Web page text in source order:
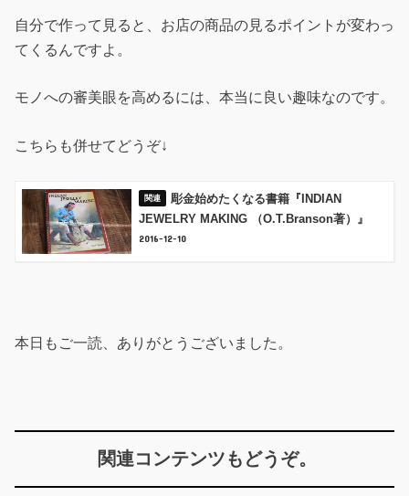
自分で作って見ると、お店の商品の見るポイントが変わっ
てくるんですよ。
モノへの審美眼を高めるには、本当に良い趣味なのです。
こちらも併せてどうぞ↓
彫金始めたくなる書籍『INDIAN
JEWELRY MAKING （O.T.Branson著）』
2016-12-10
本日もご一読、ありがとうございました。
関連コンテンツもどうぞ。